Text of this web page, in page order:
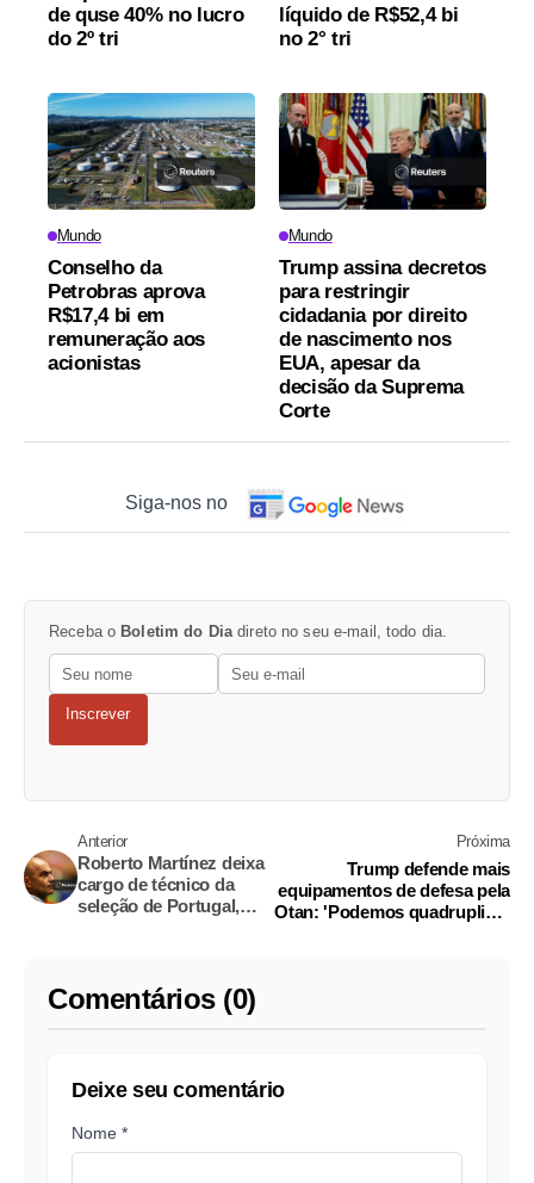
de quse 40% no lucro
do 2º tri
líquido de R$52,4 bi
no 2° tri
Mundo
Conselho da
Petrobras aprova
R$17,4 bi em
remuneração aos
acionistas
Mundo
Trump assina decretos
para restringir
cidadania por direito
de nascimento nos
EUA, apesar da
decisão da Suprema
Corte
Siga-nos no
Receba o Boletim do Dia direto no seu e-mail, todo dia.
Inscrever
Anterior
Roberto Martínez deixa
cargo de técnico da
seleção de Portugal,
Próxima
Trump defende mais
equipamentos de defesa pela
Otan: 'Podemos quadruplicar
Comentários (0)
Deixe seu comentário
Nome *